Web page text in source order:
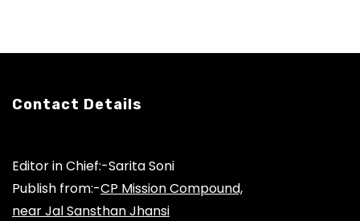
Contact Details
Editor in Chief:-Sarita Soni
Publish from:-CP Mission Compound,
near Jal Sansthan Jhansi